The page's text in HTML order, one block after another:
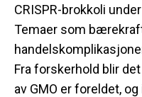
CRISPR-brokkoli
Temaer som
Fra forskerhold blir
av GMO er foreldet,